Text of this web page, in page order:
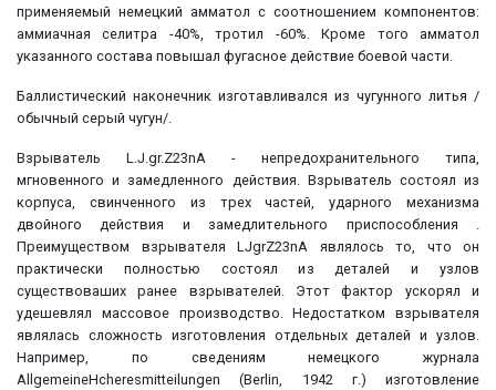
применяемый немецкий амматол с соотношением компонентов:
аммиачная селитра -40%, тротил -60%. Кроме того амматол
указанного состава повышал фугасное действие боевой части.
Баллистический наконечник изготавливался из чугунного литья /
обычный серый чугун/.
Взрыватель L.J.gr.Z23nA - непредохранительного типа,
мгновенного и замедленного действия. Взрыватель состоял из
корпуса, свинченного из трех частей, ударного механизма
двойного действия и замедлительного приспособления .
Преимуществом взрывателя LJgrZ23nA являлось то, что он
практически полностью состоял из деталей и узлов
существоваших ранее взрывателей. Этот фактор ускорял и
удешевлял массовое производство. Недостатком взрывателя
являлась сложность изготовления отдельных деталей и узлов.
Например, по сведениям немецкого журнала
AllgemeineHcheresmitteilungen (Berlin, 1942 г.) изготовление